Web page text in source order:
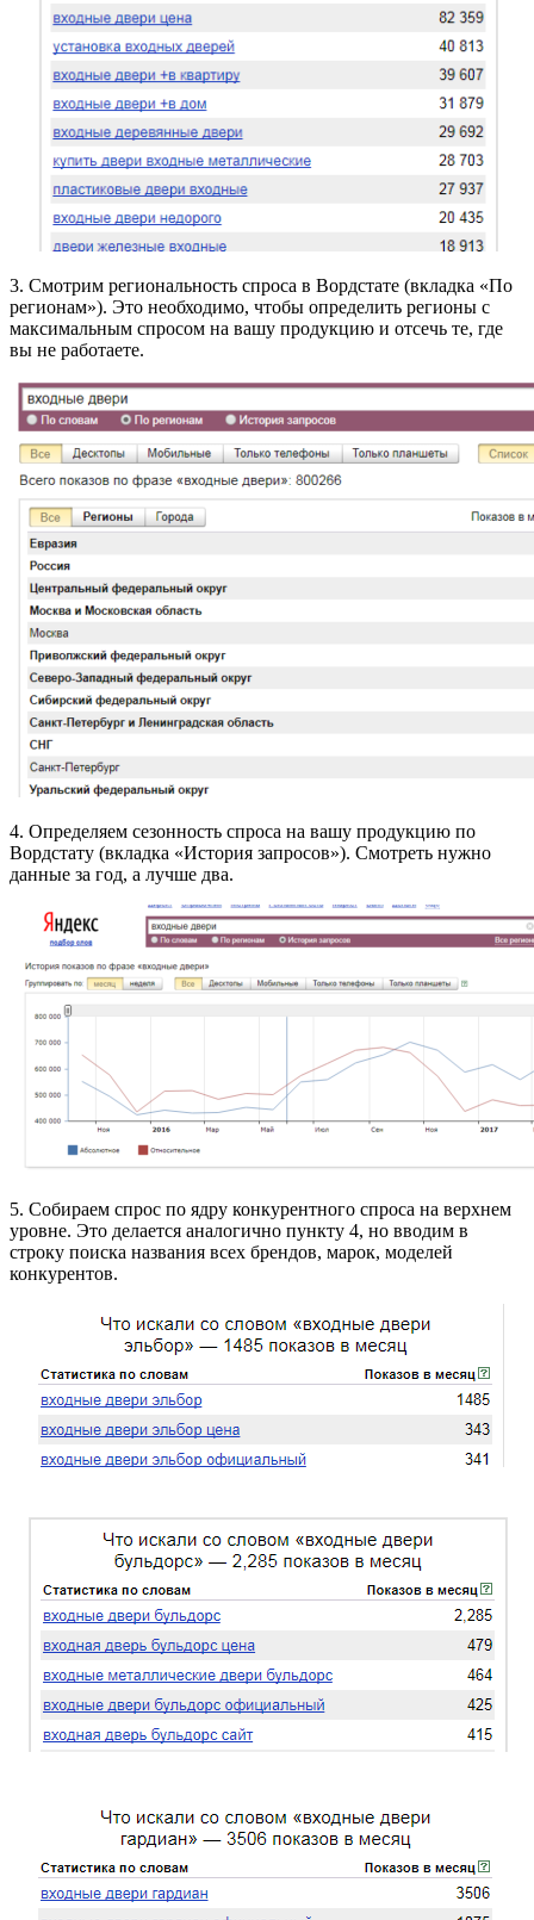
3. Смотрим региональность спроса в Вордстате (вкладка «По
регионам»). Это необходимо, чтобы определить регионы с
максимальным спросом на вашу продукцию и отсечь те, где
вы не работаете.
4. Определяем сезонность спроса на вашу продукцию по
Вордстату (вкладка «История запросов»). Смотреть нужно
данные за год, а лучше два.
5. Собираем спрос по ядру конкурентного спроса на верхнем
уровне. Это делается аналогично пункту 4, но вводим в
строку поиска названия всех брендов, марок, моделей
конкурентов.